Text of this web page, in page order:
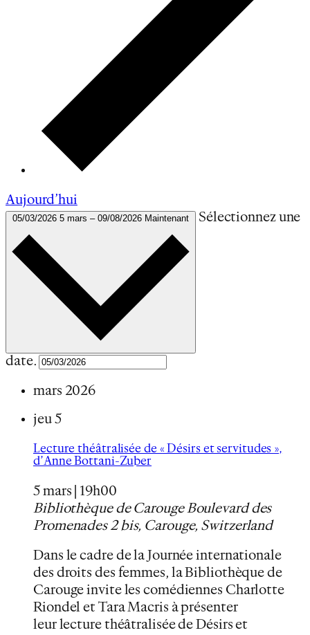
Aujourd’hui
05/03/2026 5 mars – 09/08/2026 Maintenant Sélectionnez une
date.
mars 2026
jeu 5
Lecture théâtralisée de « Désirs et servitudes »,
d’Anne Bottani-Zuber
5 mars | 19h00
Bibliothèque de CarougeBoulevard des
Promenades 2 bis, Carouge, Switzerland
Dans le cadre de la Journée internationale
des droits des femmes, la Bibliothèque de
Carouge invite les comédiennes Charlotte
Riondel et Tara Macris à présenter
leur lecture théâtralisée de Désirs et